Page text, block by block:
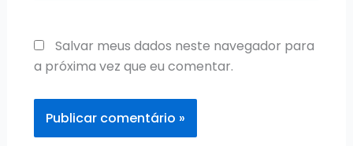
Salvar meus dados neste navegador para
a próxima vez que eu comentar.